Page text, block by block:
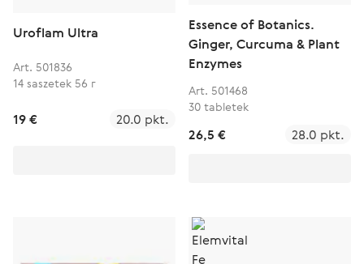
Uroflam Ultra
Art. 501836
14 saszetek 56 г
19 € 20.0 pkt.
Essence of Botanics.
Ginger, Curcuma & Plant
Enzymes
Art. 501468
30 tabletek
26,5 € 28.0 pkt.